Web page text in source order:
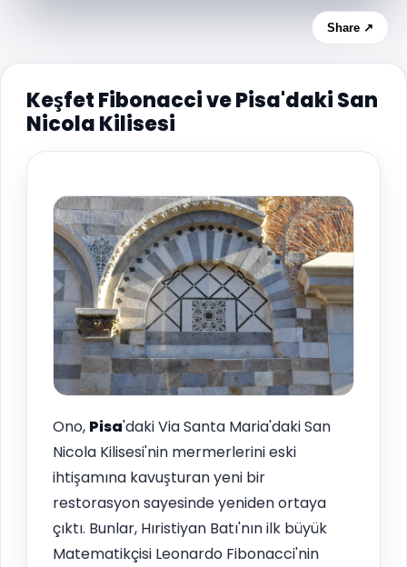
Share ↗
Keşfet Fibonacci ve Pisa'daki San
Nicola Kilisesi
Ono, Pisa'daki Via Santa Maria'daki San
Nicola Kilisesi'nin mermerlerini eski
ihtişamına kavuşturan yeni bir
restorasyon sayesinde yeniden ortaya
çıktı. Bunlar, Hıristiyan Batı'nın ilk büyük
Matematikçisi Leonardo Fibonacci'nin